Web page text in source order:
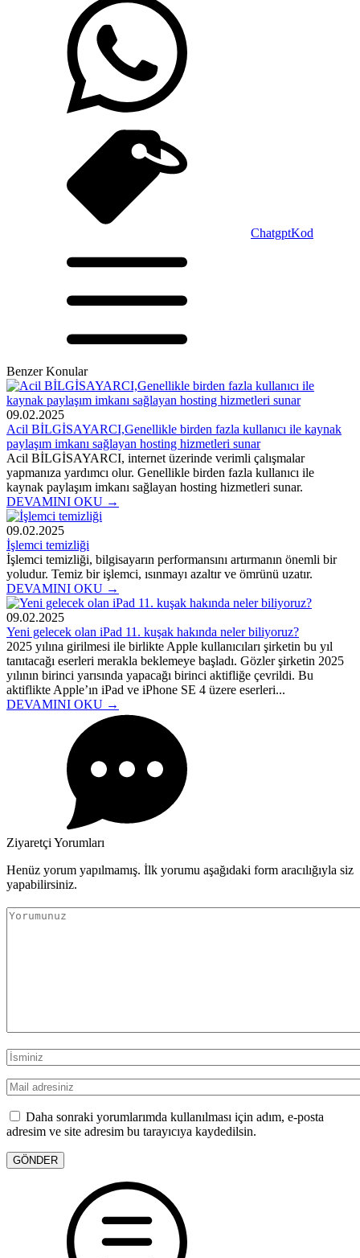
ChatgptKod
Benzer Konular
09.02.2025
Acil BİLGİSAYARCI,Genellikle birden fazla kullanıcı ile kaynak
paylaşım imkanı sağlayan hosting hizmetleri sunar
Acil BİLGİSAYARCI, internet üzerinde verimli çalışmalar
yapmanıza yardımcı olur. Genellikle birden fazla kullanıcı ile
kaynak paylaşım imkanı sağlayan hosting hizmetleri sunar.
DEVAMINI OKU →
09.02.2025
İşlemci temizliği
İşlemci temizliği, bilgisayarın performansını artırmanın önemli bir
yoludur. Temiz bir işlemci, ısınmayı azaltır ve ömrünü uzatır.
DEVAMINI OKU →
09.02.2025
Yeni gelecek olan iPad 11. kuşak hakında neler biliyoruz?
2025 yılına girilmesi ile birlikte Apple kullanıcıları şirketin bu yıl
tanıtacağı eserleri merakla beklemeye başladı. Gözler şirketin 2025
yılının birinci yarısında yapacağı birinci aktifliğe çevrildi. Bu
aktiflikte Apple’ın iPad ve iPhone SE 4 üzere eserleri...
DEVAMINI OKU →
Ziyaretçi Yorumları
Henüz yorum yapılmamış. İlk yorumu aşağıdaki form aracılığıyla siz
yapabilirsiniz.
Daha sonraki yorumlarımda kullanılması için adım, e-posta
adresim ve site adresim bu tarayıcıya kaydedilsin.